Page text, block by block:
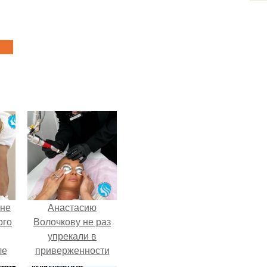
Анастасию
Волочкову не раз
упрекали в
приверженности